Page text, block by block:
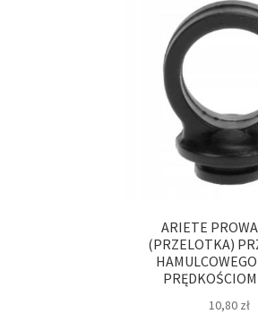
ARIETE
(PRZELOTKA)
10,80 zł